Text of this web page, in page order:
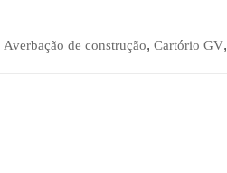
Averbação de construção, Cartório GV,